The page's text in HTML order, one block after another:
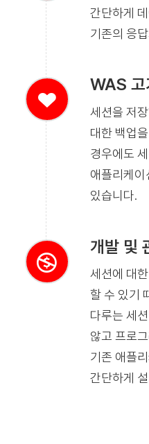
간단하게
기존의 응
WAS 고
세션을 저
대한 백업
경우에도
애플리케이
있습니다.
개발 및
세션에 대
할 수 있기
다루는 세
않고 프로
기존 애플
간단하게